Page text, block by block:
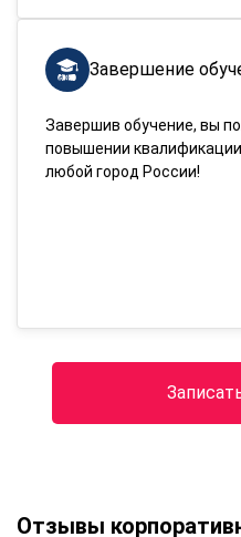
Завершение
Завершив обучение, вы
повышении
любой город России!
Отзывы